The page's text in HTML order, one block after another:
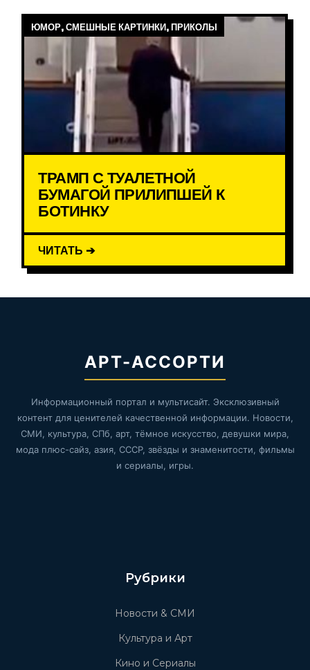
ЮМОР, СМЕШНЫЕ КАРТИНКИ, ПРИКОЛЫ
ТРАМП С ТУАЛЕТНОЙ
БУМАГОЙ ПРИЛИПШЕЙ К
БОТИНКУ
ЧИТАТЬ ➔
АРТ-АССОРТИ
Информационный портал и мультисайт. Эксклюзивный
контент для ценителей качественной информации. Новости,
СМИ, культура, СПб, арт, тёмное искусство, девушки мира,
мода плюс-сайз, азия, СССР, звёзды и знаменитости, фильмы
и сериалы, игры.
Рубрики
Новости & СМИ
Культура и Арт
Кино и Сериалы